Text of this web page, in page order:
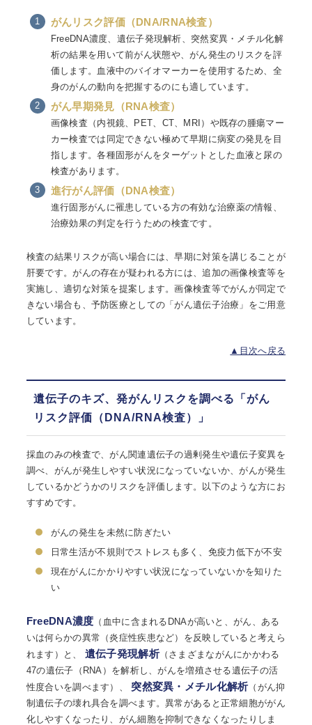
がんリスク評価（DNA/RNA検査）
FreeDNA濃度、遺伝子発現解析、突然変異・メチル化解
析の結果を用いて前がん状態や、がん発生のリスクを評
価します。血液中のバイオマーカーを使用するため、全
身のがんの動向を把握するのにも適しています。
がん早期発見（RNA検査）
画像検査（内視鏡、PET、CT、MRI）や既存の腫瘍マー
カー検査では同定できない極めて早期に病変の発見を目
指します。各種固形がんをターゲットとした血液と尿の
検査があります。
進行がん評価（DNA検査）
進行固形がんに罹患している方の有効な治療薬の情報、
治療効果の判定を行うための検査です。
検査の結果リスクが高い場合には、早期に対策を講じることが
肝要です。がんの存在が疑われる方には、追加の画像検査等を
実施し、適切な対策を提案します。画像検査等でがんが同定で
きない場合も、予防医療としての「がん遺伝子治療」をご用意
しています。
▲目次へ戻る
遺伝子のキズ、発がんリスクを調べる「がん
リスク評価（DNA/RNA検査）」
採血のみの検査で、がん関連遺伝子の過剰発生や遺伝子変異を
調べ、がんが発生しやすい状況になっていないか、がんが発生
しているかどうかのリスクを評価します。以下のような方にお
すすめです。
がんの発生を未然に防ぎたい
日常生活が不規則でストレスも多く、免疫力低下が不安
現在がんにかかりやすい状況になっていないかを知りた
い
FreeDNA濃度 （血中に含まれるDNAが高いと、がん、ある
いは何らかの異常（炎症性疾患など）を反映していると考えら
れます）と、 遺伝子発現解析（さまざまながんにかかわる
47の遺伝子（RNA）を解析し、がんを増殖させる遺伝子の活
性度合いを調べます）、 突然変異・メチル化解析（がん抑
制遺伝子の壊れ具合を調べます。異常があると正常細胞ががん
化しやすくなったり、がん細胞を抑制できなくなったりしま